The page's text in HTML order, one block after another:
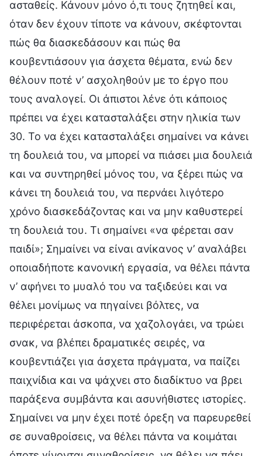
ασταθείς. Κάνουν μόνο ό,τι τους ζητηθεί και,
όταν δεν έχουν τίποτε να κάνουν, σκέφτονται
πώς θα διασκεδάσουν και πώς θα
κουβεντιάσουν για άσχετα θέματα, ενώ δεν
θέλουν ποτέ ν’ ασχοληθούν με το έργο που
τους αναλογεί. Οι άπιστοι λένε ότι κάποιος
πρέπει να έχει κατασταλάξει στην ηλικία των
30. Το να έχει κατασταλάξει σημαίνει να κάνει
τη δουλειά του, να μπορεί να πιάσει μια δουλειά
και να συντηρηθεί μόνος του, να ξέρει πώς να
κάνει τη δουλειά του, να περνάει λιγότερο
χρόνο διασκεδάζοντας και να μην καθυστερεί
τη δουλειά του. Τι σημαίνει «να φέρεται σαν
παιδί»; Σημαίνει να είναι ανίκανος ν’ αναλάβει
οποιαδήποτε κανονική εργασία, να θέλει πάντα
ν’ αφήνει το μυαλό του να ταξιδεύει και να
θέλει μονίμως να πηγαίνει βόλτες, να
περιφέρεται άσκοπα, να χαζολογάει, να τρώει
σνακ, να βλέπει δραματικές σειρές, να
κουβεντιάζει για άσχετα πράγματα, να παίζει
παιχνίδια και να ψάχνει στο διαδίκτυο να βρει
παράξενα συμβάντα και ασυνήθιστες ιστορίες.
Σημαίνει να μην έχει ποτέ όρεξη να παρευρεθεί
σε συναθροίσεις, να θέλει πάντα να κοιμάται